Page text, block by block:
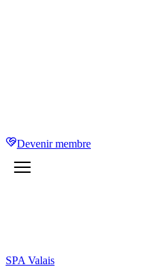
Devenir membre
SPA Valais